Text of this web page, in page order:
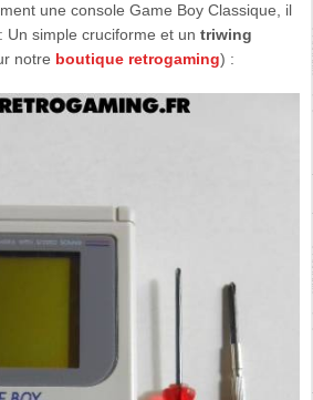
une console Game Boy Classique, il
Un simple cruciforme et untriwing
notre boutique retrogaming) :